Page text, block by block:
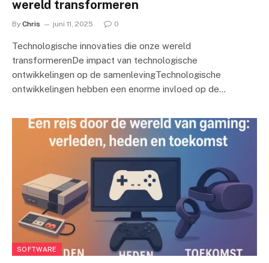
wereld transformeren
By Chris juni 11, 2025 0
Technologische innovaties die onze wereld
transformerenDe impact van technologische
ontwikkelingen op de samenlevingTechnologische
ontwikkelingen hebben een enorme invloed op de…
SOFTWARE